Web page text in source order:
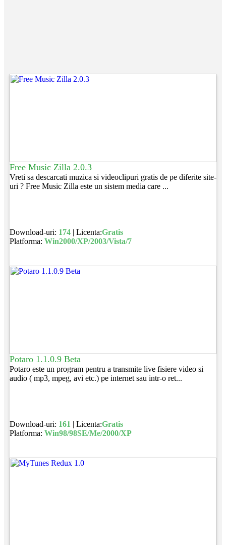
Free Music Zilla 2.0.3
Vreti sa descarcati muzica si videoclipuri gratis de pe diferite site-
uri ? Free Music Zilla este un sistem media care ...
Download-uri: 174| Licenta:Gratis
Platforma: Win2000/XP/2003/Vista/7
Potaro 1.1.0.9 Beta
Potaro este un program pentru a transmite live fisiere video si
audio ( mp3, mpeg, avi etc.) pe internet sau intr-o ret...
Download-uri: 161 | Licenta:Gratis
Platforma: Win98/98SE/Me/2000/XP